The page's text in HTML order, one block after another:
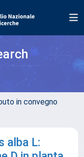
in convegno
alba L: